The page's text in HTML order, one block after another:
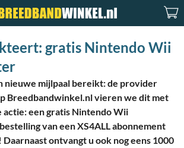
gratis Nintendo Wii
nieuwe mijlpaal bereikt: de provider
Breedbandwinkel.nl vieren we dit met
actie: een gratis Nintendo Wii
van een XS4ALL abonnement
ontvangt u ook nog eens 1000